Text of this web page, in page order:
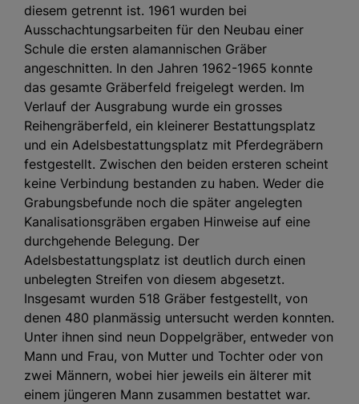
diesem getrennt ist. 1961 wurden bei
Ausschachtungsarbeiten für den Neubau einer
Schule die ersten alamannischen Gräber
angeschnitten. In den Jahren 1962-1965 konnte
das gesamte Gräberfeld freigelegt werden. Im
Verlauf der Ausgrabung wurde ein grosses
Reihengräberfeld, ein kleinerer Bestattungsplatz
und ein Adelsbestattungsplatz mit Pferdegräbern
festgestellt. Zwischen den beiden ersteren scheint
keine Verbindung bestanden zu haben. Weder die
Grabungsbefunde noch die später angelegten
Kanalisationsgräben ergaben Hinweise auf eine
durchgehende Belegung. Der
Adelsbestattungsplatz ist deutlich durch einen
unbelegten Streifen von diesem abgesetzt.
Insgesamt wurden 518 Gräber festgestellt, von
denen 480 planmässig untersucht werden konnten.
Unter ihnen sind neun Doppelgräber, entweder von
Mann und Frau, von Mutter und Tochter oder von
zwei Männern, wobei hier jeweils ein älterer mit
einem jüngeren Mann zusammen bestattet war.